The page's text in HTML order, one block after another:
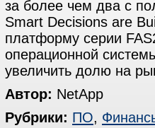
за более чем два с
Smart Decisions are
платформу серии
операционной
увеличить долю на
Автор: NetApp
Рубрики: ПО,